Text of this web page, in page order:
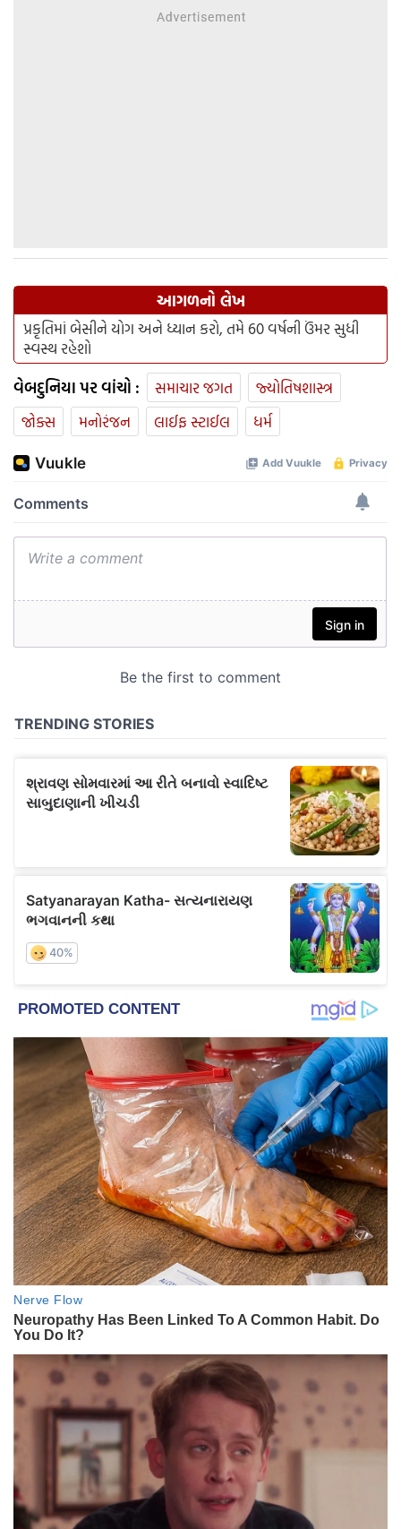
આગળનો લેખ
પ્રકૃતિમાં બેસીને યોગ અને ધ્યાન કરો, તમે 60 વર્ષની ઉંમર સુધી
સ્વસ્થ રહેશો
વેબદુનિયા પર વાંચો : સમાચાર જગત
જ્યોતિષશાસ્ત્ર
જોક્સ
મનોરંજન લાઈફ સ્ટાઈલ ધર્મ